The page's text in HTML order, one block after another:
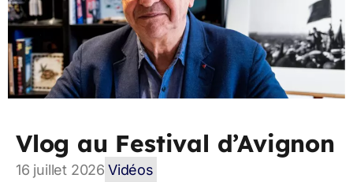
Vlog au Festival d’Avignon
16 juillet 2026 Vidéos